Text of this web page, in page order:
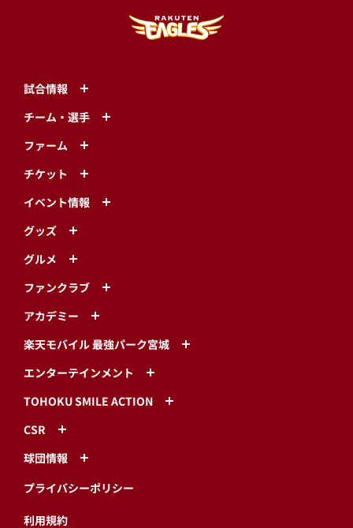
試合情報
チーム・選手
ファーム
チケット
イベント情報
グッズ
グルメ
ファンクラブ
アカデミー
楽天モバイル 最強パーク宮城
エンターテインメント
TOHOKU SMILE ACTION
CSR
球団情報
プライバシーポリシー
利用規約